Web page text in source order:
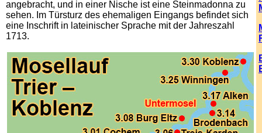
angebracht, und in einer Nische ist eine Steinmadonna zu
sehen. Im Türsturz des ehemaligen Eingangs befindet sich
eine Inschrift in lateinischer Sprache mit der Jahreszahl
1713.